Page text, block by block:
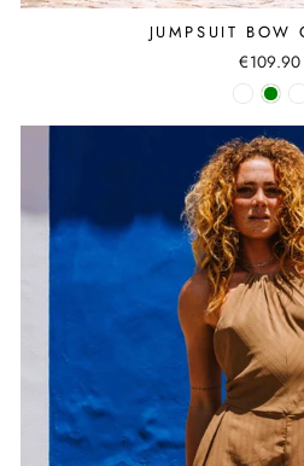
JUMPSUIT BOW
€109.90